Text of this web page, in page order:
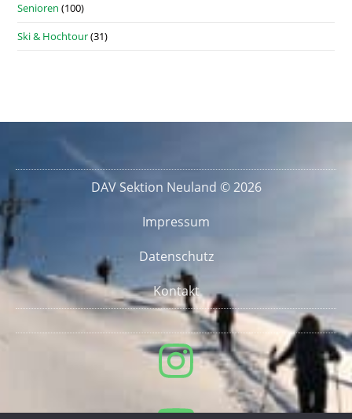
Senioren (100)
Ski & Hochtour(31)
DAV Sektion Neuland © 2026
Impressum
Datenschutz
Kontakt